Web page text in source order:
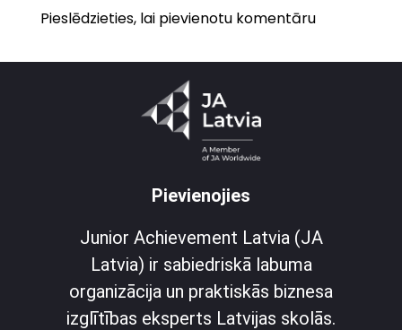
Pieslēdzieties, lai pievienotu komentāru
Pievienojies
Junior Achievement Latvia (JA
Latvia) ir sabiedriskā labuma
organizācija un praktiskās biznesa
izglītības eksperts Latvijas skolās.